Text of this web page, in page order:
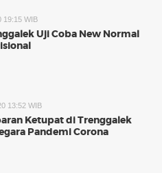
19:15 WIB
Uji Coba New Normal
13:52 WIB
Ketupat di Trenggalek
Pandemi Corona